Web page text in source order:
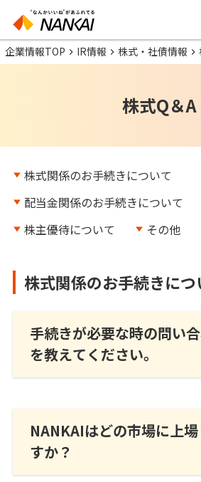
企業情報TOP IR情報 株式・社債情報
株式Q＆A
株式関係のお手続きについて
配当金関係のお手続きについて
株主優待について
その他
株式関係のお手続きにつ
手続きが必要な時の問い
を教えてください。
NANKAIはどの市場に上
すか？